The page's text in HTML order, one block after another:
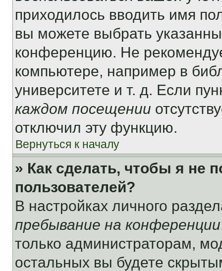
приходилось вводить имя
вы можете выбрать
конференцию. Не
компьютере, например в
университете и т. д. Если
каждом посещении
отключил эту функцию.
Вернуться к началу
» Как сделать, чтобы я не
пользователей?
В настройках личного
пребывание на конференции
только администраторам,
остальных вы будете